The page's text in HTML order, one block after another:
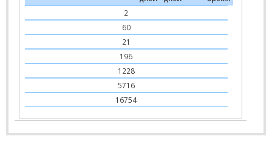
2
60
21
196
1228
5716
16754